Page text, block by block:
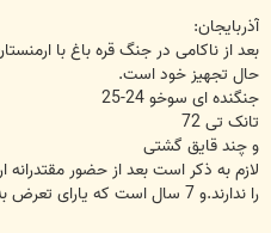
آذربایجان:
بعد از ناکامی در جنگ قره باغ با
حال تجهیز خود است.
جنگنده ای سوخو 24-25
تانک تی 72
و چند قایق گشتی
لازم به ذکر است بعد از حضور
را ندارند.و 7 سال است که یارای تعرض به خزر ما را ندارند.